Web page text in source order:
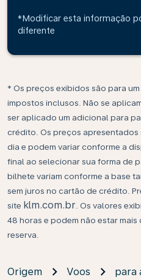
*Modificar esta informação
diferente
* Os preços exibidos são para
impostos inclusos. Não se
ser aplicado um adicional para
crédito. Os preços
dia e podem variar conforme a
final ao selecionar sua forma de
bilhete variam conforme a base
sem juros no cartão de crédito.
site klm.com.br . Os valores
48 horas e podem não estar
reserva.
Origem Voos
para